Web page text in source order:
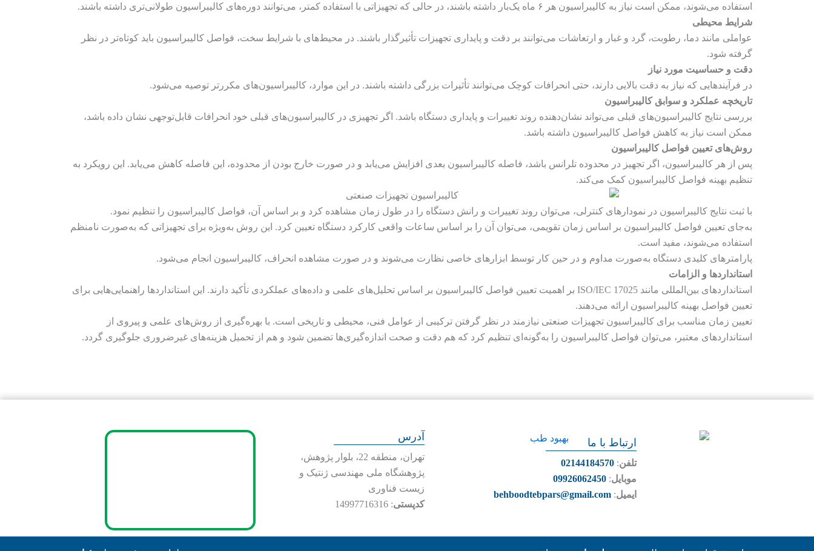
استفاده می‌شوند، ممکن است نیاز به کالیبراسیون هر ۶ ماه یک‌بار داشته باشند، در حالی که تجهیزاتی با استفاده کمتر، می‌توانند دوره‌های کالیبراسیون طولانی‌تری داشته باشند.
شرایط محیطی
عواملی مانند دما، رطوبت، گرد و غبار و ارتعاشات می‌توانند بر دقت و پایداری تجهیزات تأثیرگذار باشند. در محیط‌های با شرایط سخت، فواصل کالیبراسیون باید کوتاه‌تر در نظر
گرفته شود.
دقت و حساسیت مورد نیاز
در فرآیندهایی که نیاز به دقت بالایی دارند، حتی انحرافات کوچک می‌توانند تأثیرات بزرگی داشته باشند. در این موارد، کالیبراسیون‌های مکررتر توصیه می‌شود.
تاریخچه عملکرد و سوابق کالیبراسیون
بررسی نتایج کالیبراسیون‌های قبلی می‌تواند نشان‌دهنده روند تغییرات و پایداری دستگاه باشد. اگر تجهیزی در کالیبراسیون‌های قبلی خود انحرافات قابل‌توجهی نشان داده باشد،
ممکن است نیاز به کاهش فواصل کالیبراسیون داشته باشد.
روش‌های تعیین فواصل کالیبراسیون
پس از هر کالیبراسیون، اگر تجهیز در محدوده تلرانس باشد، فاصله کالیبراسیون بعدی افزایش می‌یابد و در صورت خارج بودن از محدوده، این فاصله کاهش می‌یابد. این رویکرد به
تنظیم بهینه فواصل کالیبراسیون کمک می‌کند.
با ثبت نتایج کالیبراسیون در نمودارهای کنترلی، می‌توان روند تغییرات و رانش دستگاه را در طول زمان مشاهده کرد و بر اساس آن، فواصل کالیبراسیون را تنظیم نمود.
به‌جای تعیین فواصل کالیبراسیون بر اساس زمان تقویمی، می‌توان آن را بر اساس ساعات واقعی کارکرد دستگاه تعیین کرد. این روش به‌ویژه برای تجهیزاتی که به‌صورت نامنظم
استفاده می‌شوند، مفید است.
پارامترهای کلیدی دستگاه به‌صورت مداوم و در حین کار توسط ابزارهای خاصی نظارت می‌شوند و در صورت مشاهده انحراف، کالیبراسیون انجام می‌شود.
استانداردها و الزامات
استانداردهای بین‌المللی مانند ISO/IEC 17025 بر اهمیت تعیین فواصل کالیبراسیون بر اساس تحلیل‌های علمی و داده‌های عملکردی تأکید دارند. این استانداردها راهنمایی‌هایی برای
تعیین فواصل بهینه کالیبراسیون ارائه می‌دهند.
تعیین زمان مناسب برای کالیبراسیون تجهیزات صنعتی نیازمند در نظر گرفتن ترکیبی از عوامل فنی، محیطی و تاریخی است. با بهره‌گیری از روش‌های علمی و پیروی از
استانداردهای معتبر، می‌توان فواصل کالیبراسیون را به‌گونه‌ای تنظیم کرد که هم دقت و صحت اندازه‌گیری‌ها تضمین شود و هم از تحمیل هزینه‌های غیرضروری جلوگیری گردد.
ارتباط با ما
تلفن:
02144184570
موبایل:
09926062450
ایمیل:
behboodtebpars@gmail.com
آدرس
تهران، منطقه 22، بلوار پژوهش،
پژوهشگاه ملی مهندسی ژنتیک و
زیست فناوری
کدپستی: 14997716316